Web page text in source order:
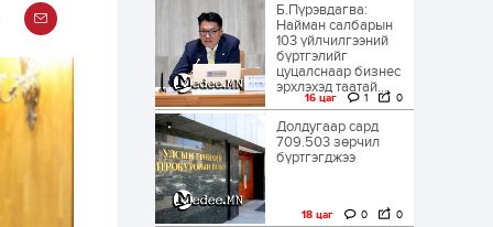
Б.Пүрэвдагва:
Найман салбарын
103 үйлчилгээний
бүртгэлийг
цуцалснаар бизнес
эрхлэхэд таатай...
16 цаг 1 0
Долдугаар сард
709.503 зөрчил
бүртгэгджээ
18 цаг 0 0